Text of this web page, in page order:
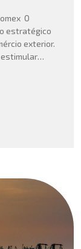
O
estratégico
exterior.
estimular
exportação,